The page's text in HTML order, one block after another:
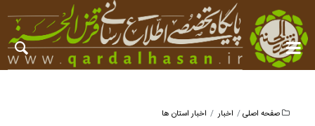
صفحه اصلی اخبار اخبار استان ها